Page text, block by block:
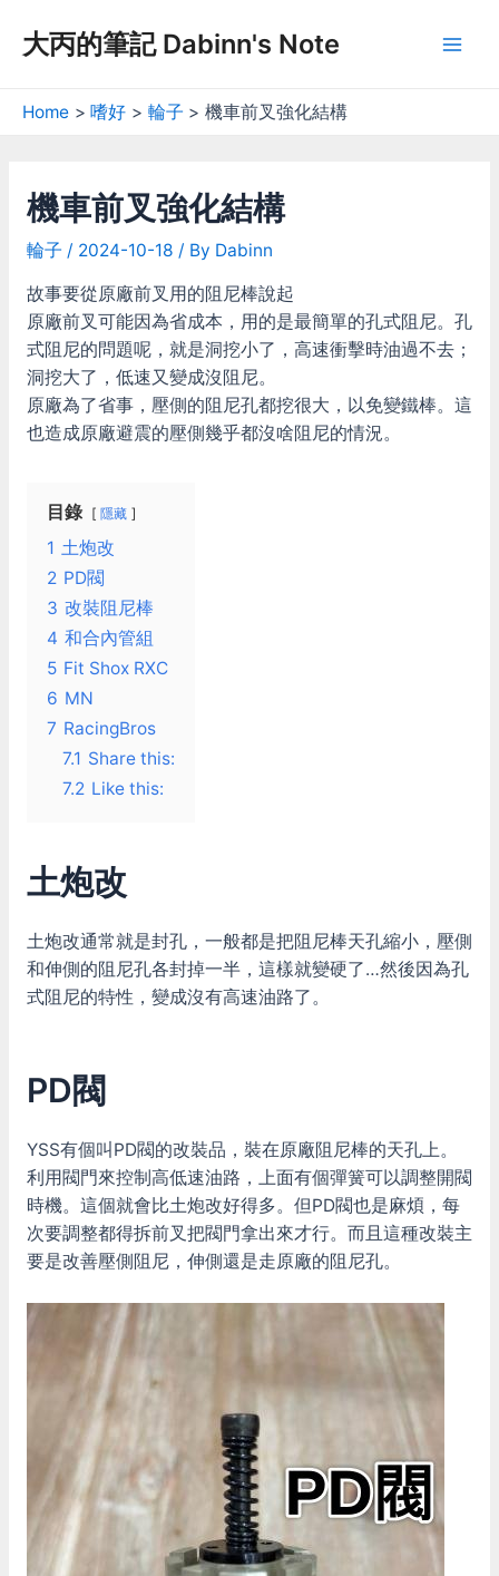
大丙的筆記 Dabinn's Note
Home 嗜好 輪子 機車前叉強化結構
機車前叉強化結構
輪子 / 2024-10-18 / By Dabinn
故事要從原廠前叉用的阻尼棒說起
原廠前叉可能因為省成本，用的是最簡單的孔式阻尼。孔
式阻尼的問題呢，就是洞挖小了，高速衝擊時油過不去；
洞挖大了，低速又變成沒阻尼。
原廠為了省事，壓側的阻尼孔都挖很大，以免變鐵棒。這
也造成原廠避震的壓側幾乎都沒啥阻尼的情況。
目錄 隱藏
1 土炮改
2 PD閥
3 改裝阻尼棒
4 和合內管組
5 Fit Shox RXC
6 MN
7 RacingBros
7.1 Share this:
7.2 Like this:
土炮改
土炮改通常就是封孔，一般都是把阻尼棒天孔縮小，壓側
和伸側的阻尼孔各封掉一半，這樣就變硬了…然後因為孔
式阻尼的特性，變成沒有高速油路了。
PD閥
YSS有個叫PD閥的改裝品，裝在原廠阻尼棒的天孔上。
利用閥門來控制高低速油路，上面有個彈簧可以調整開閥
時機。這個就會比土炮改好得多。但PD閥也是麻煩，每
次要調整都得拆前叉把閥門拿出來才行。而且這種改裝主
要是改善壓側阻尼，伸側還是走原廠的阻尼孔。